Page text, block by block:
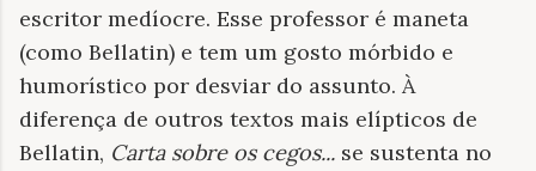
escritor medíocre. Esse professor é maneta
(como Bellatin) e tem um gosto mórbido e
humorístico por desviar do assunto. À
diferença de outros textos mais elípticos de
Bellatin, Carta sobre os cegos... se sustenta no